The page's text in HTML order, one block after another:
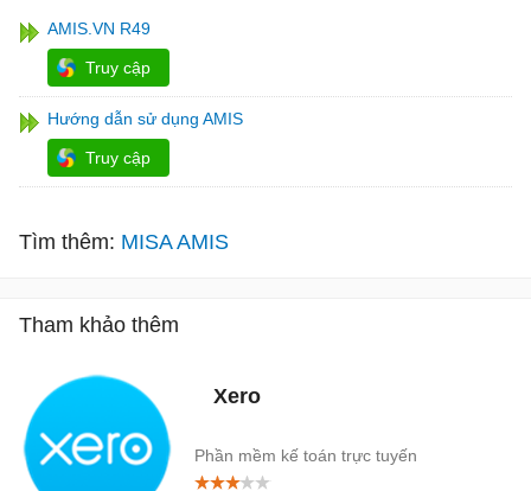
AMIS.VN R49
Truy cập
Hướng dẫn sử dụng AMIS
Truy cập
Tìm thêm: MISA AMIS
Tham khảo thêm
Xero
Phần mềm kế toán trực tuyến